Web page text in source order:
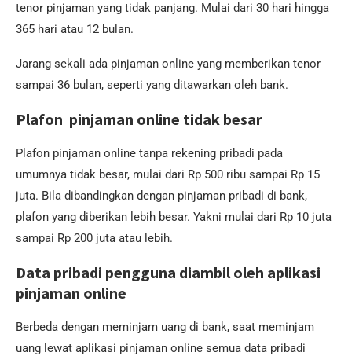
tenor pinjaman yang tidak panjang. Mulai dari 30 hari hingga
365 hari atau 12 bulan.
Jarang sekali ada pinjaman online yang memberikan tenor
sampai 36 bulan, seperti yang ditawarkan oleh bank.
Plafon pinjaman online tidak besar
Plafon pinjaman online tanpa rekening pribadi pada
umumnya tidak besar, mulai dari Rp 500 ribu sampai Rp 15
juta. Bila dibandingkan dengan pinjaman pribadi di bank,
plafon yang diberikan lebih besar. Yakni mulai dari Rp 10 juta
sampai Rp 200 juta atau lebih.
Data pribadi pengguna diambil oleh aplikasi
pinjaman online
Berbeda dengan meminjam uang di bank, saat meminjam
uang lewat aplikasi pinjaman online semua data pribadi